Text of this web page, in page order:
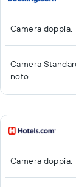
Camera
Camera
noto
Camera